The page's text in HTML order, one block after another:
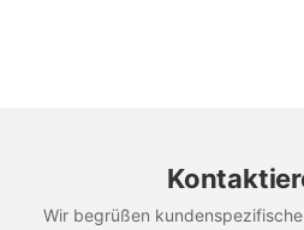
Wir begrüßen